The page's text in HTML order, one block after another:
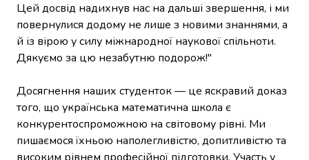
Цей досвід надихнув нас на дальші звершення, і ми
повернулися додому не лише з новими знаннями, а
й із вірою у силу міжнародної наукової спільноти.
Дякуємо за цю незабутню подорож!"
Досягнення наших студенток — це яскравий доказ
того, що українська математична школа є
конкурентоспроможною на світовому рівні. Ми
пишаємося їхньою наполегливістю, допитливістю та